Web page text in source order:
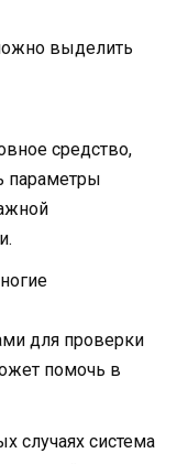
выделить
средство,
параметры
для проверки
помочь в
случаях система